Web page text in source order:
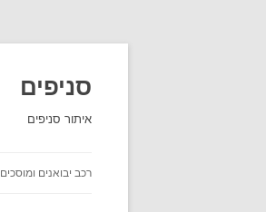
סניפים
איתור סניפים
רכב יבואנים ומוסכים